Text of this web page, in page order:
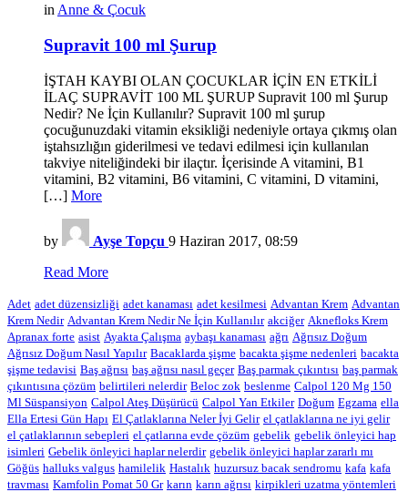
in Anne & Çocuk
Supravit 100 ml Şurup
İŞTAH KAYBI OLAN ÇOCUKLAR İÇİN EN ETKİLİ
İLAÇ SUPRAVİT 100 ML ŞURUP Supravit 100 ml Şurup
Nedir? Ne İçin Kullanılır? Supravit 100 ml şurup
çocuğunuzdaki vitamin eksikliği nedeniyle ortaya çıkmış olan
iştahsızlığın giderilmesi ve tedavi edilmesi için kullanılan
takviye niteliğindeki bir ilaçtır. İçerisinde A vitamini, B1
vitamini, B2 vitamini, B6 vitamini, C vitamini, D vitamini,
[…] More
by Ayşe Topçu 9 Haziran 2017, 08:59
Read More
Adet adet düzensizliği adet kanaması adet kesilmesi Advantan Krem Advantan
Krem Nedir Advantan Krem Nedir Ne İçin Kullanılır akciğer Aknefloks Krem
Apranax forte asist Ayakta Çalışma aybaşı kanaması ağrı Ağrısız Doğum
Ağrısız Doğum Nasıl Yapılır Bacaklarda şişme bacakta şişme nedenleri bacakta
şişme tedavisi Baş ağrısı baş ağrısı nasıl geçer Baş parmak çıkıntısı baş parmak
çıkıntısına çözüm belirtileri nelerdir Beloc zok beslenme Calpol 120 Mg 150
Ml Süspansiyon Calpol Ateş Düşürücü Calpol Yan Etkiler Doğum Egzama ella
Ella Ertesi Gün Hapı El Çatlaklarına Neler İyi Gelir el çatlaklarına ne iyi gelir
el çatlaklarının sebepleri el çatlarına evde çözüm gebelik gebelik önleyici hap
isimleri Gebelik önleyici haplar nelerdir gebelik önleyici haplar zararlı mı
Göğüs halluks valgus hamilelik Hastalık huzursuz bacak sendromu kafa kafa
travması Kamfolin Pomat 50 Gr karın karın ağrısı kirpikleri uzatma yöntemleri